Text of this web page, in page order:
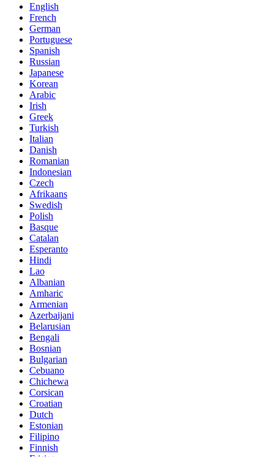
English
French
German
Portuguese
Spanish
Russian
Japanese
Korean
Arabic
Irish
Greek
Turkish
Italian
Danish
Romanian
Indonesian
Czech
Afrikaans
Swedish
Polish
Basque
Catalan
Esperanto
Hindi
Lao
Albanian
Amharic
Armenian
Azerbaijani
Belarusian
Bengali
Bosnian
Bulgarian
Cebuano
Chichewa
Corsican
Croatian
Dutch
Estonian
Filipino
Finnish